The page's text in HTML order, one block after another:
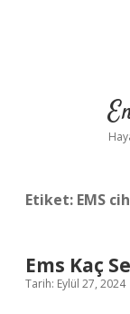
Etiket: EMS
Ems Kaç
Tarih: Eylül 27, 2024